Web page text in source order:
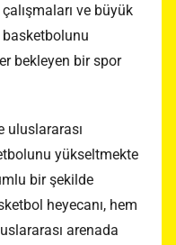
ve büyük
basketbolunu
bekleyen bir spor
uluslararası
yükseltmekte
bir şekilde
heyecanı, hem
arenada